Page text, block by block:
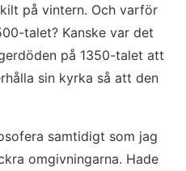
på vintern. Och varför
talet? Kanske var det
på 1350-talet att
sin kyrka så att den
samtidigt som jag
omgivningarna. Hade